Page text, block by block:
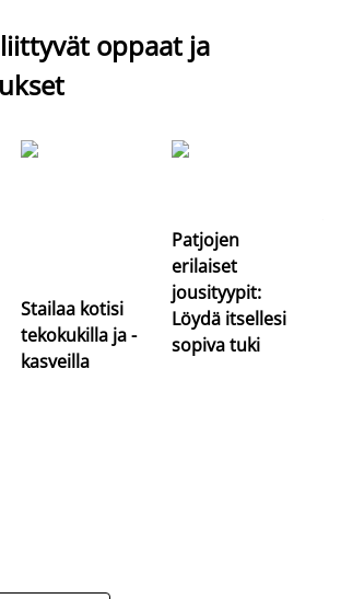
oppaat ja
Stailaa kotisi
tekokukilla ja -
kasveilla
Patjojen
erilaiset
jousityypit:
Löydä itsellesi
sopiva tuki